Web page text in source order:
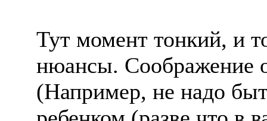
Тут момент тонкий, и
нюансы. Соображение
(Например, не надо